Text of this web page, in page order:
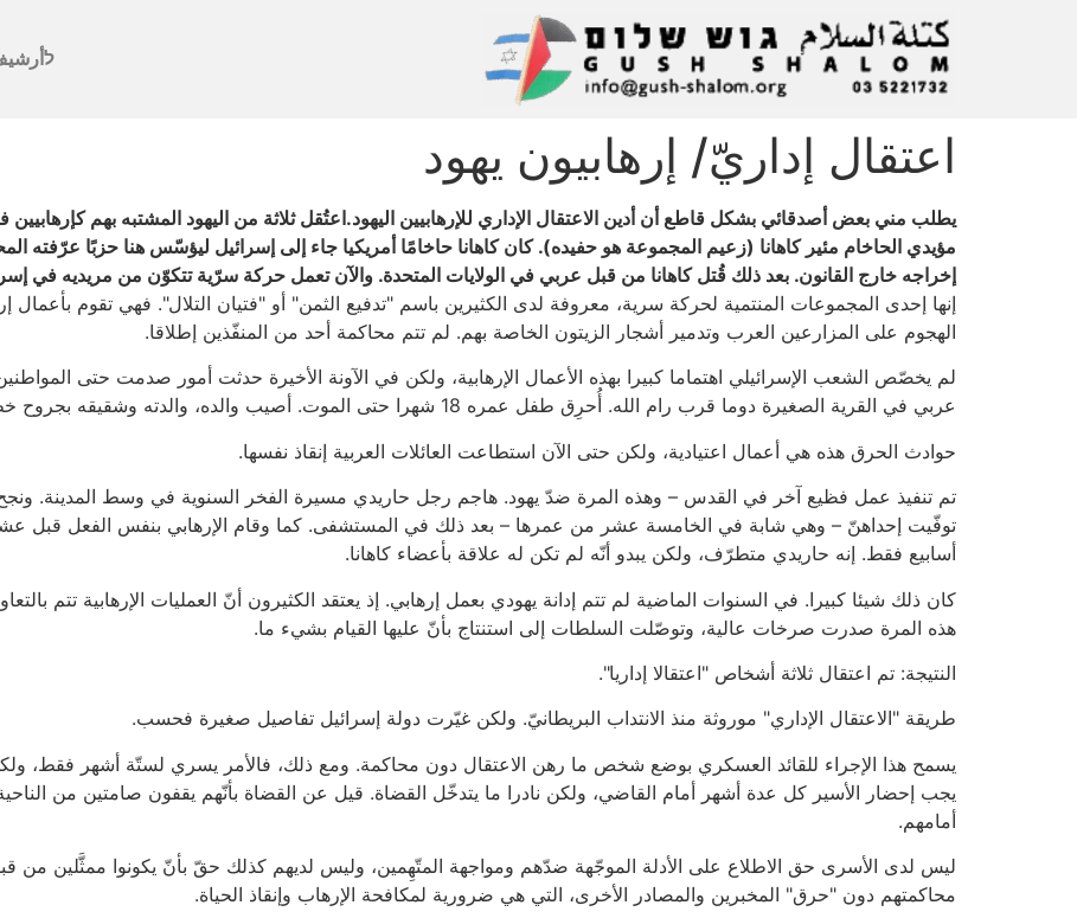
اعتقال إداريّ/ إرهابيون يهود
يطلب مني بعض أصدقائي بشكل قاطع أن أدين الاعتقال الإداري للإرهابيين اليهود.اعتُقل ثلاثة من اليهود المشتبه بهم
مؤيدي الحاخام مئير كاهانا (زعيم المجموعة هو حفيده). كان كاهانا حاخامًا أمريكيا جاء إلى إسرائيل ليؤسّس هنا حزبًا عرّفته
إخراجه خارج القانون. بعد ذلك قُتل كاهانا من قبل عربي في الولايات المتحدة. والآن تعمل حركة سرّية تتكوّن من مريديه في
إنها إحدى المجموعات المنتمية لحركة سرية، معروفة لدى الكثيرين باسم "تدفيع الثمن" أو "فتيان التلال". فهي تقوم بأعمال
الهجوم على المزارعين العرب وتدمير أشجار الزيتون الخاصة بهم. لم تتم محاكمة أحد من المنفّذين إطلاقا.
لم يخصّص الشعب الإسرائيلي اهتماما كبيرا بهذه الأعمال الإرهابية، ولكن في الآونة الأخيرة حدثت أمور صدمت حتى
عربي في القرية الصغيرة دوما قرب رام الله. أُحرِق طفل عمره 18 شهرا حتى الموت. أصيب والده، والدته وشقيقه بجروح خطيرة. تُوفي الوالد بعد ذلك في المستشفى.
حوادث الحرق هذه هي أعمال اعتيادية، ولكن حتى الآن استطاعت العائلات العربية إنقاذ نفسها.
تم تنفيذ عمل فظيع آخر في القدس – وهذه المرة ضدّ يهود. هاجم رجل حاريدي مسيرة الفخر السنوية في وسط المدينة.
توفّيت إحداهنّ – وهي شابة في الخامسة عشر من عمرها – بعد ذلك في المستشفى. كما وقام الإرهابي بنفس الفعل قبل
أسابيع فقط. إنه حاريدي متطرّف، ولكن يبدو أنّه لم تكن له علاقة بأعضاء كاهانا.
كان ذلك شيئا كبيرا. في السنوات الماضية لم تتم إدانة يهودي بعمل إرهابي. إذ يعتقد الكثيرون أنّ العمليات الإرهابية تتم
هذه المرة صدرت صرخات عالية، وتوصّلت السلطات إلى استنتاج بأنّ عليها القيام بشيء ما.
النتيجة: تم اعتقال ثلاثة أشخاص "اعتقالا إداريا".
طريقة "الاعتقال الإداري" موروثة منذ الانتداب البريطانيّ. ولكن غيّرت دولة إسرائيل تفاصيل صغيرة فحسب.
يسمح هذا الإجراء للقائد العسكري بوضع شخص ما رهن الاعتقال دون محاكمة. ومع ذلك، فالأمر يسري لستّة أشهر فقط،
يجب إحضار الأسير كل عدة أشهر أمام القاضي، ولكن نادرا ما يتدخّل القضاة. قيل عن القضاة بأنّهم يقفون صامتين من
أمامهم.
ليس لدى الأسرى حق الاطلاع على الأدلة الموجّهة ضدّهم ومواجهة المتّهِمين، وليس لديهم كذلك حقّ بأنّ يكونوا ممثَّلين من
محاكمتهم دون "حرق" المخبرين والمصادر الأخرى، التي هي ضرورية لمكافحة الإرهاب وإنقاذ الحياة.